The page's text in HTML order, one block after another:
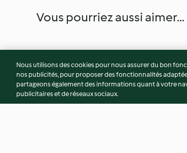
Vous pourriez aussi aimer...
Nous utilisons des cookies pour nous assurer du bon
nos publicités, pour proposer des fonctionnalités
partageons également des informations quant à votre
publicitaires et de réseaux sociaux.